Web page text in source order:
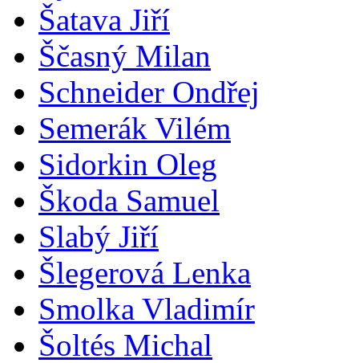
Šatava Jiří
Ščasný Milan
Schneider Ondřej
Semerák Vilém
Sidorkin Oleg
Škoda Samuel
Slabý Jiří
Šlegerová Lenka
Smolka Vladimír
Šoltés Michal